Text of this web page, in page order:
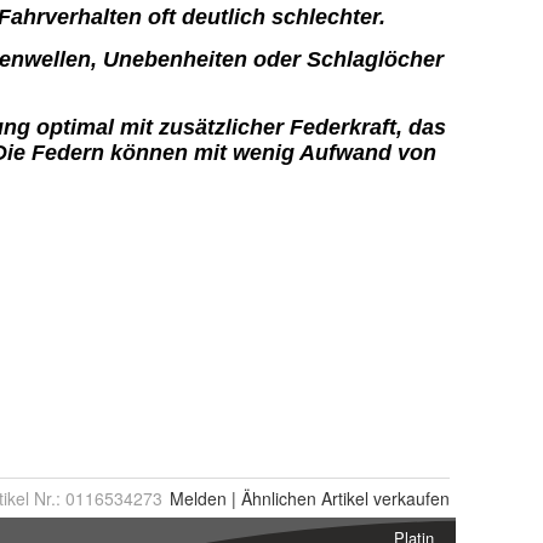
Nr.: 0116534273 Melden | Ähnlichen Artikel verkaufen
Platin